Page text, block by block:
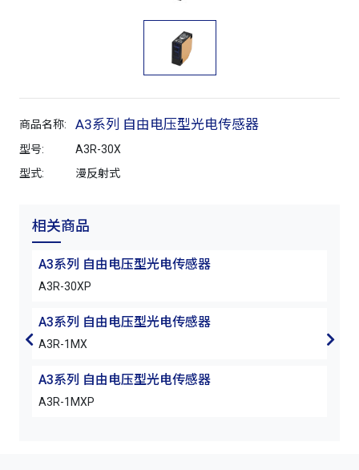
商品名称: A3系列 自由电压型光电传感器
型号:
A3R-30X
型式:
漫反射式
相关商品
A3系列 自由电压型光电传感器
A3R-30XP
A3系列 自由电压型光电传感器
A3R-1MX
A3系列 自由电压型光电传感器
A3R-1MXP